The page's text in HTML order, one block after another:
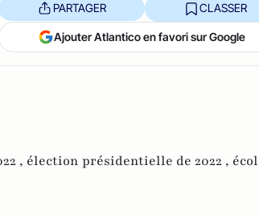
PARTAGER CLASSER
Ajouter Atlantico en favori sur Google
, élection présidentielle de 2022 ,